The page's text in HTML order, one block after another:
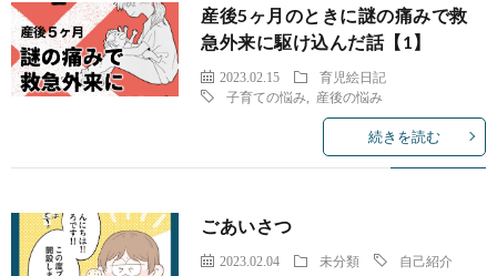
産後5ヶ月のときに謎の痛みで救
急外来に駆け込んだ話【1】
2023.02.15
育児絵日記
子育ての悩み
産後の悩み
続きを読む
ごあいさつ
2023.02.04 未分類 自己紹介